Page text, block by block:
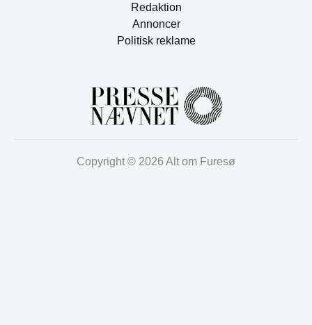
Redaktion
Annoncer
Politisk reklame
Copyright © 2026 Alt om Furesø